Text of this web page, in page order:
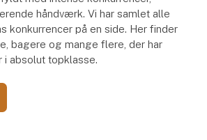
håndværk. Vi har samlet alle
konkurrencer på en side. Her finder
bagere og mange flere, der har
absolut topklasse.